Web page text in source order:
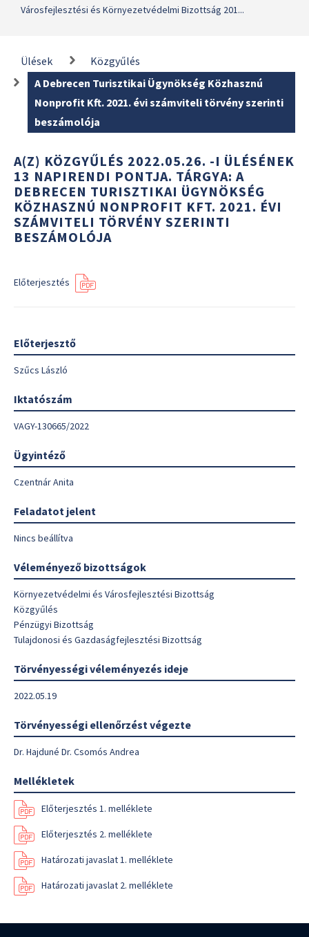
Városfejlesztési és Környezetvédelmi Bizottság 201...
Ülések
Közgyűlés
A Debrecen Turisztikai Ügynökség Közhasznú
Nonprofit Kft. 2021. évi számviteli törvény szerinti
beszámolója
A(Z) KÖZGYŰLÉS 2022.05.26. -I ÜLÉSÉNEK
13 NAPIRENDI PONTJA. TÁRGYA: A
DEBRECEN TURISZTIKAI ÜGYNÖKSÉG
KÖZHASZNÚ NONPROFIT KFT. 2021. ÉVI
SZÁMVITELI TÖRVÉNY SZERINTI
BESZÁMOLÓJA
Előterjesztés
Előterjesztő
Szűcs László
Iktatószám
VAGY-130665/2022
Ügyintéző
Czentnár Anita
Feladatot jelent
Nincs beállítva
Véleményező bizottságok
Környezetvédelmi és Városfejlesztési Bizottság
Közgyűlés
Pénzügyi Bizottság
Tulajdonosi és Gazdaságfejlesztési Bizottság
Törvényességi véleményezés ideje
2022.05.19
Törvényességi ellenőrzést végezte
Dr. Hajduné Dr. Csomós Andrea
Mellékletek
Előterjesztés 1. melléklete
Előterjesztés 2. melléklete
Határozati javaslat 1. melléklete
Határozati javaslat 2. melléklete